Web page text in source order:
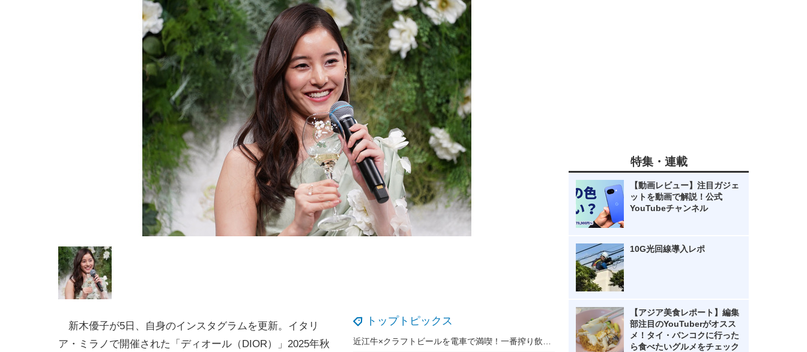
トップトピックス
新木優子が5日、自身のインスタグラムを更新。イタリ
ア・ミラノで開催された「ディオール（DIOR）」2025年秋
特集・連載
【動画レビュー】注目ガジェ
ットを動画で解説！公式
YouTubeチャンネル
10G光回線導入レポ
【アジア美食レポート】編集
部注目のYouTuberがオスス
メ！タイ・バンコクに行った
ら食べたいグルメをチェック